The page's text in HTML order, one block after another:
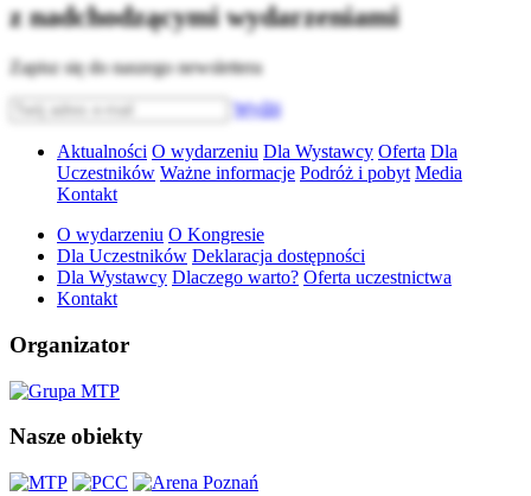
z nadchodzącymi wydarzeniami
Zapisz się do naszego newslettera
Wyślij
Aktualności O wydarzeniu Dla Wystawcy Oferta Dla
Uczestników Ważne informacje Podróż i pobyt Media
Kontakt
O wydarzeniu O Kongresie
Dla Uczestników Deklaracja dostępności
Dla Wystawcy Dlaczego warto? Oferta uczestnictwa
Kontakt
Organizator
Nasze obiekty